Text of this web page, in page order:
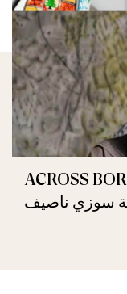
ACROSS
سوزي ناصيف